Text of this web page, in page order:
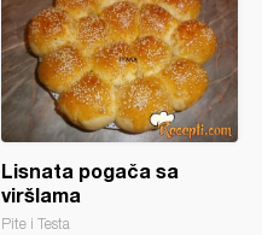
Lisnata pogača sa
viršlama
Pite i Testa